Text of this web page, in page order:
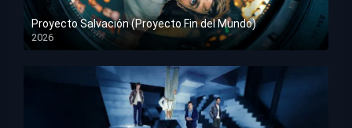
Proyecto Salvación (Proyecto Fin del Mundo)
2026
HD 1080p